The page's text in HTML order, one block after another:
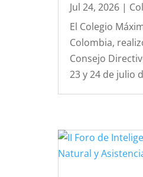
Jul 24, 2026 |
El Colegio
Colombia,
Consejo
23 y 24 de julio